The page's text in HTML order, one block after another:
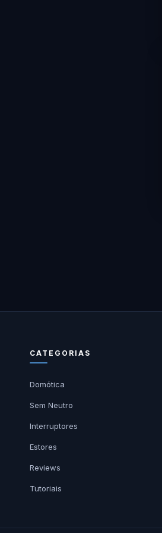
CATEGORIAS
Domótica
Sem Neutro
Interruptores
Estores
Reviews
Tutoriais